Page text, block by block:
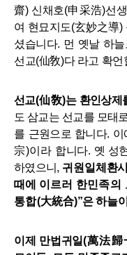
齋) 신채호(申采浩)선
여 현묘지도(玄妙之導)
셨습니다. 먼 옛날 하
선교(仙敎)다 라고 확언
선교(仙敎)는 환인상제
도 삼교는 선교를 모태
를 근원으로 합니다. 이
宗)이라 합니다. 옛 성
하였으니 , 귀 원일체환
때 에 이르러 한민족의
통합(大統合)”은 하늘
이제 만법귀일(萬法歸